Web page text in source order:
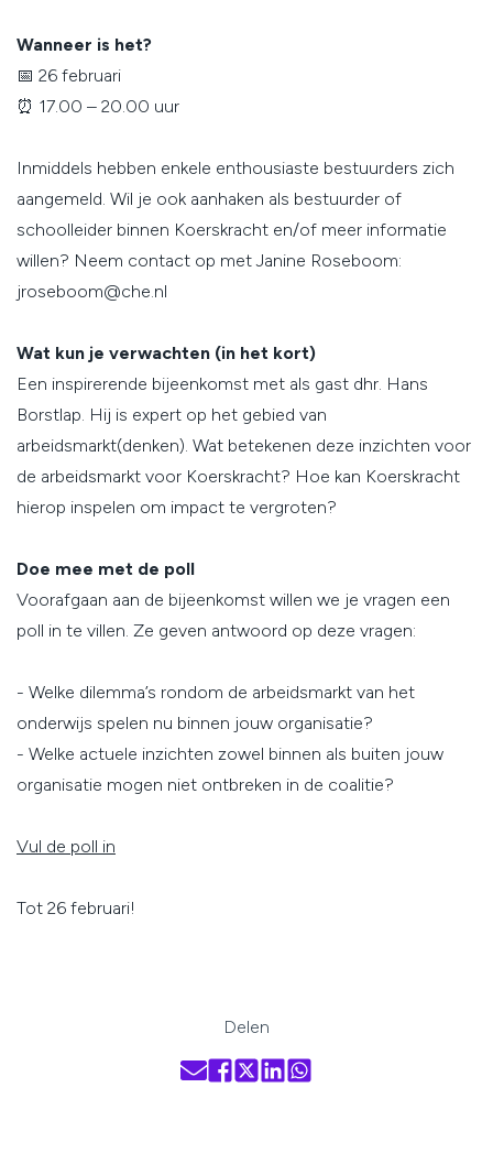
Wanneer is het?
📅 26 februari
⏰ 17.00 – 20.00 uur
Inmiddels hebben enkele enthousiaste bestuurders zich
aangemeld. Wil je ook aanhaken als bestuurder of
schoolleider binnen Koerskracht en/of meer informatie
willen? Neem contact op met Janine Roseboom:
jroseboom@che.nl
Wat kun je verwachten (in het kort)
Een inspirerende bijeenkomst met als gast dhr. Hans
Borstlap. Hij is expert op het gebied van
arbeidsmarkt(denken). Wat betekenen deze inzichten voor
de arbeidsmarkt voor Koerskracht? Hoe kan Koerskracht
hierop inspelen om impact te vergroten?
Doe mee met de poll
Voorafgaan aan de bijeenkomst willen we je vragen een
poll in te villen. Ze geven antwoord op deze vragen:
- Welke dilemma’s rondom de arbeidsmarkt van het
onderwijs spelen nu binnen jouw organisatie?
- Welke actuele inzichten zowel binnen als buiten jouw
organisatie mogen niet ontbreken in de coalitie?
Vul de poll in
Tot 26 februari!
Delen